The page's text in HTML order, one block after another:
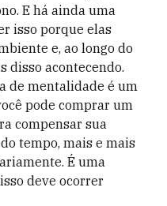
E há ainda uma
isso porque elas
e, ao longo do
disso acontecendo.
de mentalidade é um
pode comprar um
compensar sua
tempo, mais e mais
É uma
deve ocorrer